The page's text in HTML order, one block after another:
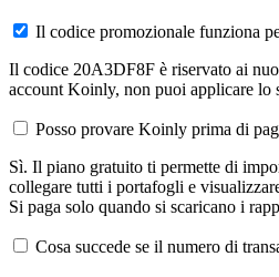
Il codice promozionale funziona
Il codice 20A3DF8F è riservato ai
account Koinly, non puoi applicare lo
Posso provare Koinly prima di
Sì. Il piano gratuito ti permette di
collegare tutti i portafogli e
Si paga solo quando si scaricano i
Cosa succede se il numero di